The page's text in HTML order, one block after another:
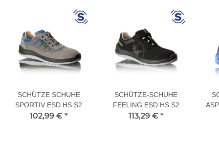
SCHÜTZE SCHUHE
SPORTIV ESD HS S2
102,99 € *
SCHÜTZE-SCHUHE
FEELING ESD HS S2
113,29 € *